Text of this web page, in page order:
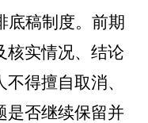
底稿制度。前期
核实情况、结论
得擅自取消、
是否继续保留并